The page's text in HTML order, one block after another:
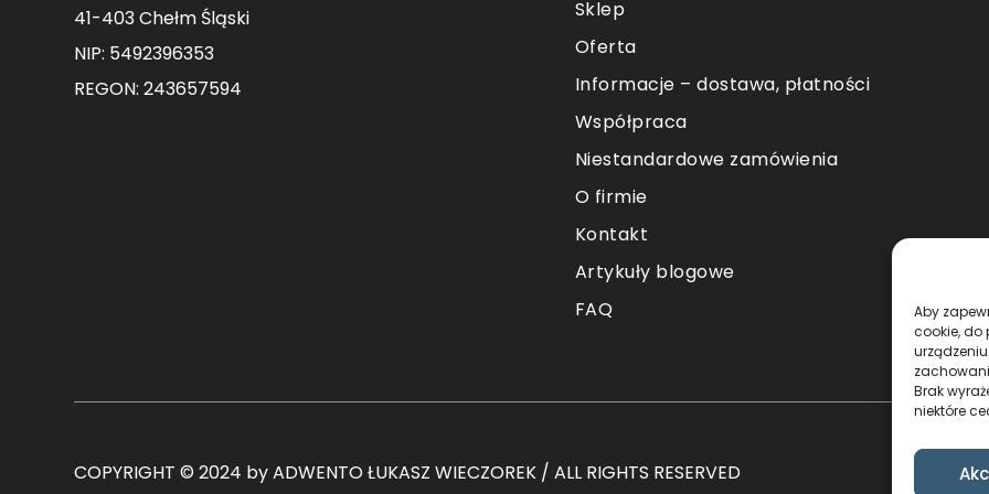
Aby
cookie,
Brak
niektóre
41-403 Chełm Śląski
NIP: 5492396353
REGON: 243657594
Sklep
Oferta
Informacje – dostawa, płatności
Współpraca
Niestandardowe zamówienia
O firmie
Kontakt
Artykuły blogowe
FAQ
COPYRIGHT © 2024 by ADWENTO ŁUKASZ WIECZOREK / ALL RIGHTS RESERVED